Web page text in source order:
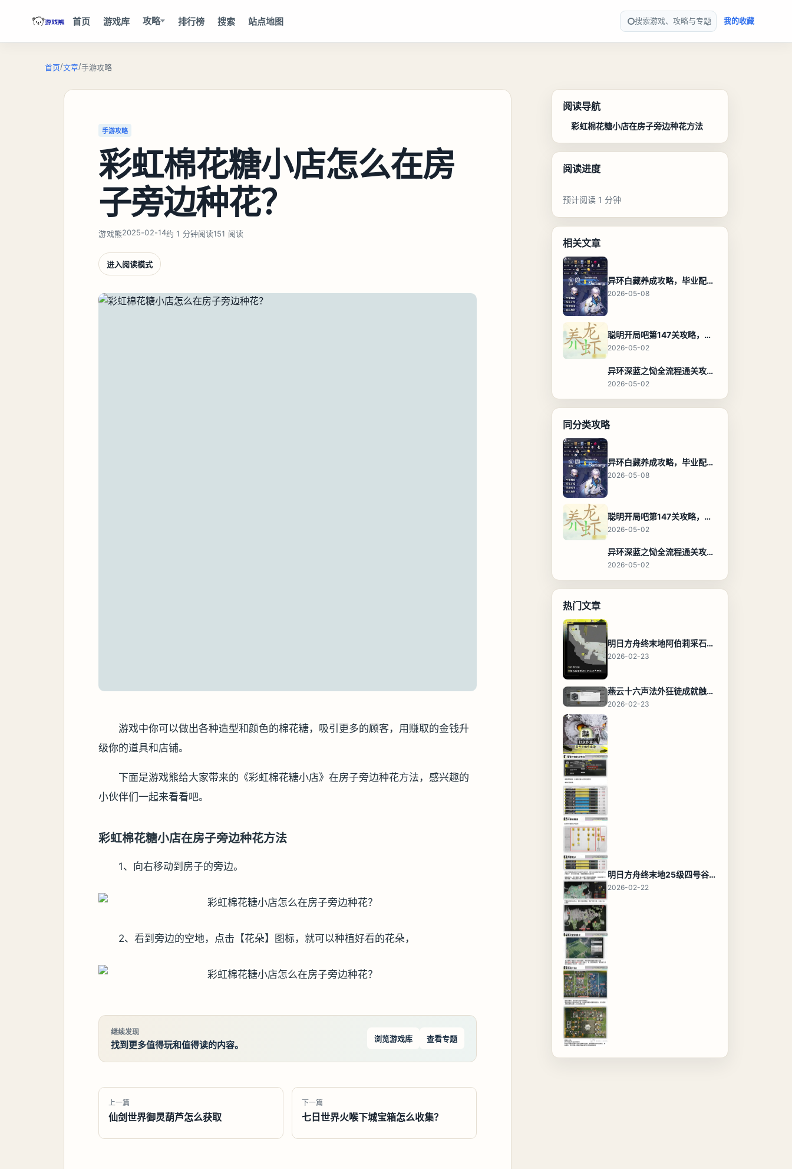
首页 游戏库 攻略 排行榜 搜索 站点地图 搜索游戏、攻略与专题 我的收藏
首页/文章/手游攻略
手游攻略
彩虹棉花糖小店怎么在房
子旁边种花？
游戏熊2025-02-14约 1 分钟阅读151 阅读
进入阅读模式
游戏中你可以做出各种造型和颜色的棉花糖，吸引更多的顾客，用赚取的金钱升
级你的道具和店铺。
下面是游戏熊给大家带来的《彩虹棉花糖小店》在房子旁边种花方法，感兴趣的
小伙伴们一起来看看吧。
彩虹棉花糖小店在房子旁边种花方法
1、向右移动到房子的旁边。
2、看到旁边的空地，点击【花朵】图标，就可以种植好看的花朵，
继续发现
找到更多值得玩和值得读的内容。
浏览游戏库 查看专题
上一篇
仙剑世界御灵葫芦怎么获取
下一篇
七日世界火喉下城宝箱怎么收集？
阅读导航
彩虹棉花糖小店在房子旁边种花方法
阅读进度
预计阅读 1 分钟
相关文章
异环白藏养成攻略，毕业配装、技能加点与阵容搭配保姆级解析
2026-05-08
聪明开局吧第147关攻略，养龙虾找出27个常用字通关答案
2026-05-02
异环深蓝之恸全流程通关攻略，教程与隐藏奖励
2026-05-02
同分类攻略
异环白藏养成攻略，毕业配装、技能加点与阵容搭配保姆级解析
2026-05-08
聪明开局吧第147关攻略，养龙虾找出27个常用字通关答案
2026-05-02
异环深蓝之恸全流程通关攻略，教程与隐藏奖励
2026-05-02
热门文章
明日方舟终末地阿伯莉采石场宝箱全收集攻略，全点位分布图与路线
2026-02-23
燕云十六声法外狂徒成就触发条件与通关攻略
2026-02-23
明日方舟终末地25级四号谷地基地蓝图，高效布局规划
2026-02-22